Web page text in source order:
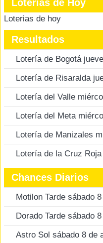
Loterias de Hoy
Loterias de hoy
Resultados
Lotería de Bogotá
Lotería de Risaralda
Lotería del Valle
Lotería del Meta
Lotería de Manizales
Lotería de la Cruz
Chances Diarios
Motilon Tarde sábado
Dorado Tarde sábado
Astro Sol sábado 8 de